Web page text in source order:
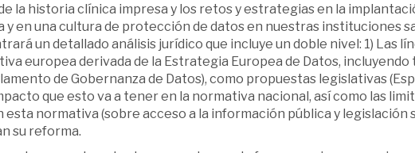
la historia clínica impresa y los retos y estrategias en la
y en una cultura de protección de datos en nuestras instituciones
un detallado análisis jurídico que incluye un doble nivel: 1) Las
europea derivada de la Estrategia Europea de Datos,
de Gobernanza de Datos), como propuestas legislativas
que esto va a tener en la normativa nacional, así como las
normativa (sobre acceso a la información pública y legislación
su reforma.